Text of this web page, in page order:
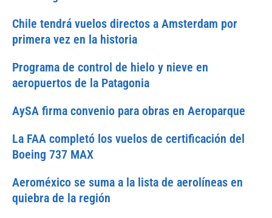
Chile tendrá vuelos directos a Amsterdam por
primera vez en la historia
Programa de control de hielo y nieve en
aeropuertos de la Patagonia
AySA firma convenio para obras en Aeroparque
La FAA completó los vuelos de certificación del
Boeing 737 MAX
Aeroméxico se suma a la lista de aerolíneas en
quiebra de la región